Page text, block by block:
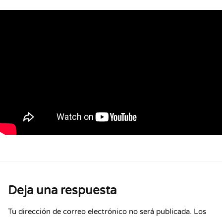
Deja una respuesta
Tu dirección de correo electrónico no será publicada. Los